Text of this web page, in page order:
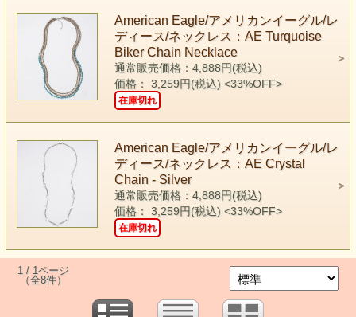
American Eagle/アメリカンイーグル/レ
ディース/ネックレス：AE Turquoise
Biker Chain Necklace
通常販売価格：4,888円(税込)
価格： 3,259円(税込) <33%OFF>
在庫切れ
American Eagle/アメリカンイーグル/レ
ディース/ネックレス：AE Crystal
Chain - Silver
通常販売価格：4,888円(税込)
価格： 3,259円(税込) <33%OFF>
在庫切れ
1 / 1ページ
（全8件）